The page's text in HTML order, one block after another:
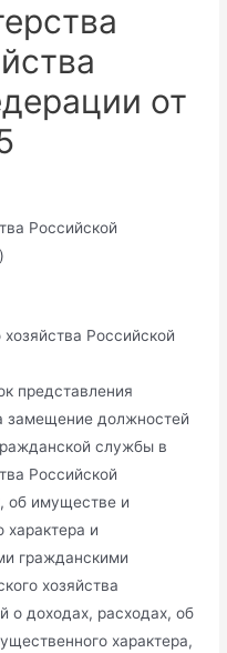
от
Российской
Российской
представления
должностей
службы в
Российской
об имуществе и
характера и
гражданскими
хозяйства
о доходах, расходах, об
характера,